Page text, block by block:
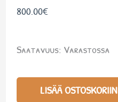
800.00€
Saatavuus: Varastossa
LISÄÄ OSTOSKORIIN